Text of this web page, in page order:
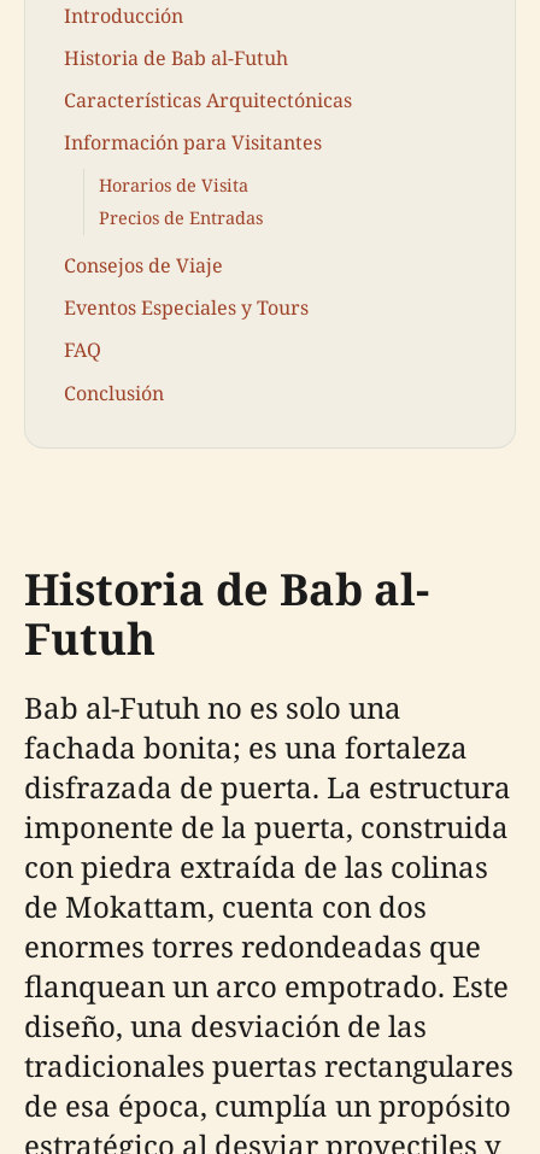
Introducción
Historia de Bab al-Futuh
Características Arquitectónicas
Información para Visitantes
Horarios de Visita
Precios de Entradas
Consejos de Viaje
Eventos Especiales y Tours
FAQ
Conclusión
Historia de Bab al-
Futuh
Bab al-Futuh no es solo una
fachada bonita; es una fortaleza
disfrazada de puerta. La estructura
imponente de la puerta, construida
con piedra extraída de las colinas
de Mokattam, cuenta con dos
enormes torres redondeadas que
flanquean un arco empotrado. Este
diseño, una desviación de las
tradicionales puertas rectangulares
de esa época, cumplía un propósito
estratégico al desviar proyectiles y